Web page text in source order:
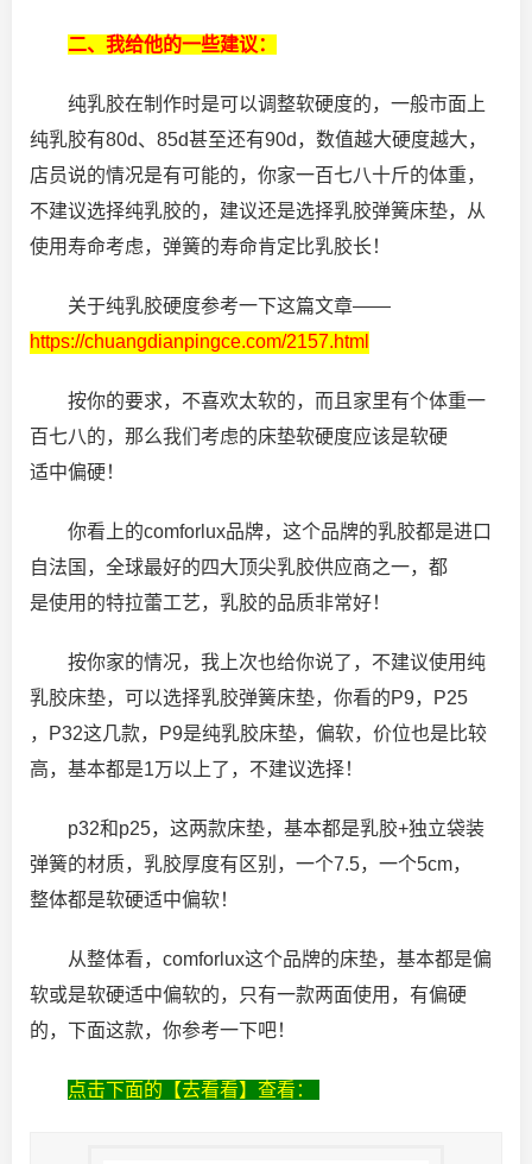
二、我给他的一些建议：
纯乳胶在制作时是可以调整软硬度的，一般市面上
纯乳胶有80d、85d甚至还有90d，数值越大硬度越大，
店员说的情况是有可能的，你家一百七八十斤的体重，
不建议选择纯乳胶的，建议还是选择乳胶弹簧床垫，从
使用寿命考虑，弹簧的寿命肯定比乳胶长！
关于纯乳胶硬度参考一下这篇文章——
https://chuangdianpingce.com/2157.html
按你的要求，不喜欢太软的，而且家里有个体重一
百七八的，那么我们考虑的床垫软硬度应该是软硬
适中偏硬！
你看上的comforlux品牌，这个品牌的乳胶都是进口
自法国，全球最好的四大顶尖乳胶供应商之一，都
是使用的特拉蕾工艺，乳胶的品质非常好！
按你家的情况，我上次也给你说了，不建议使用纯
乳胶床垫，可以选择乳胶弹簧床垫，你看的P9，P25
，P32这几款，P9是纯乳胶床垫，偏软，价位也是比较
高，基本都是1万以上了，不建议选择！
p32和p25，这两款床垫，基本都是乳胶+独立袋装
弹簧的材质，乳胶厚度有区别，一个7.5，一个5cm，
整体都是软硬适中偏软！
从整体看，comforlux这个品牌的床垫，基本都是偏
软或是软硬适中偏软的，只有一款两面使用，有偏硬
的，下面这款，你参考一下吧！
点击下面的【去看看】查看：